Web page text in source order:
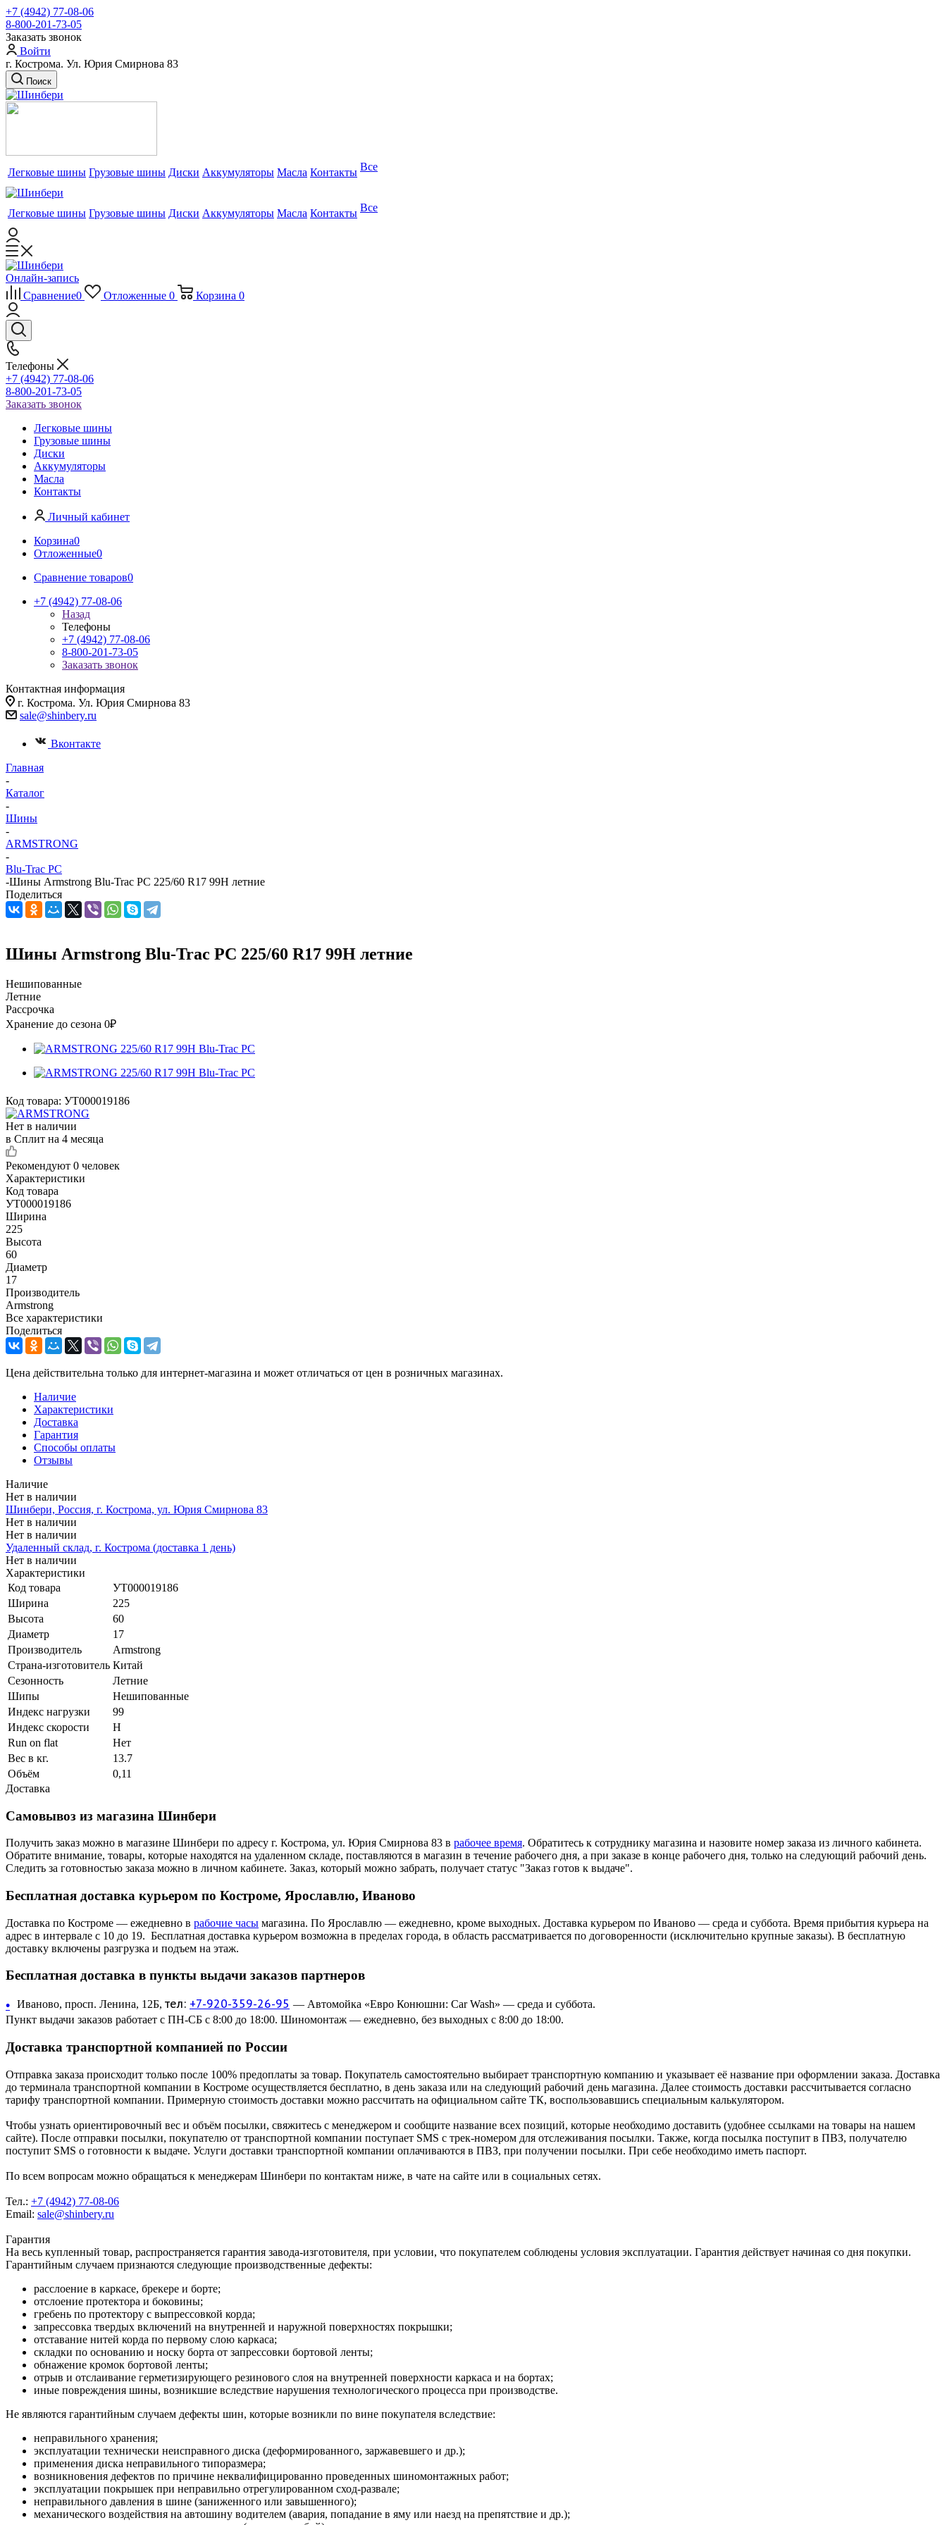
+7 (4942) 77-08-06
8-800-201-73-05
Заказать звонок
Войти
г. Кострома. Ул. Юрия Смирнова 83
Поиск
Легковые шины Грузовые шины Диски Аккумуляторы Масла Контакты Все
Легковые шины Грузовые шины Диски Аккумуляторы Масла Контакты Все
Онлайн-запись
Сравнение0 Отложенные 0 Корзина 0
Телефоны
+7 (4942) 77-08-06
8-800-201-73-05
Заказать звонок
Легковые шины
Грузовые шины
Диски
Аккумуляторы
Масла
Контакты
Личный кабинет
Корзина0
Отложенные0
Сравнение товаров0
+7 (4942) 77-08-06
Назад
Телефоны
+7 (4942) 77-08-06
8-800-201-73-05
Заказать звонок
Контактная информация
г. Кострома. Ул. Юрия Смирнова 83
sale@shinbery.ru
Вконтакте
Главная
-
Каталог
-
Шины
-
ARMSTRONG
-
Blu-Trac PC
-Шины Armstrong Blu-Trac PC 225/60 R17 99H летние
Поделиться
Шины Armstrong Blu-Trac PC 225/60 R17 99H летние
Нешипованные
Летние
Рассрочка
Хранение до сезона 0₽
Код товара: УТ000019186
Нет в наличии
в Сплит на 4 месяца
Рекомендуют 0 человек
Характеристики
Код товара
УТ000019186
Ширина
225
Высота
60
Диаметр
17
Производитель
Armstrong
Все характеристики
Поделиться
Цена действительна только для интернет-магазина и может отличаться от цен в розничных магазинах.
Наличие
Характеристики
Доставка
Гарантия
Способы оплаты
Отзывы
Наличие
Нет в наличии
Шинбери, Россия, г. Кострома, ул. Юрия Смирнова 83
Нет в наличии
Нет в наличии
Удаленный склад, г. Кострома (доставка 1 день)
Нет в наличии
Характеристики
Код товара
УТ000019186
Ширина
225
Высота
60
Диаметр
17
Производитель
Armstrong
Страна-изготовитель Китай
Сезонность
Летние
Шипы
Нешипованные
Индекс нагрузки
99
Индекс скорости
H
Run on flat
Нет
Вес в кг.
13.7
Объём
0,11
Доставка
Самовывоз из магазина Шинбери
Получить заказ можно в магазине Шинбери по адресу г. Кострома, ул. Юрия Смирнова 83 в рабочее время. Обратитесь к сотруднику магазина и назовите номер заказа из личного кабинета.
Обратите внимание, товары, которые находятся на удаленном складе, поставляются в магазин в течение рабочего дня, а при заказе в конце рабочего дня, только на следующий рабочий день.
Следить за готовностью заказа можно в личном кабинете. Заказ, который можно забрать, получает статус "Заказ готов к выдаче".
Бесплатная доставка курьером по Костроме, Ярославлю, Иваново
Доставка по Костроме — ежедневно в рабочие часы магазина. По Ярославлю — ежедневно, кроме выходных. Доставка курьером по Иваново — среда и суббота. Время прибытия курьера на
адрес в интервале с 10 до 19. Бесплатная доставка курьером возможна в пределах города, в область рассматривается по договоренности (исключительно крупные заказы). В бесплатную
доставку включены разгрузка и подъем на этаж.
Бесплатная доставка в пункты выдачи заказов партнеров
• Иваново, просп. Ленина, 12Б, тел: +7-920-359-26-95 — Автомойка «Евро Конюшни: Car Wash» — среда и суббота.
Пункт выдачи заказов работает с ПН-СБ с 8:00 до 18:00. Шиномонтаж — ежедневно, без выходных с 8:00 до 18:00.
Доставка транспортной компанией по России
Отправка заказа происходит только после 100% предоплаты за товар. Покупатель самостоятельно выбирает транспортную компанию и указывает её название при оформлении заказа. Доставка
до терминала транспортной компании в Костроме осуществляется бесплатно, в день заказа или на следующий рабочий день магазина. Далее стоимость доставки рассчитывается согласно
тарифу транспортной компании. Примерную стоимость доставки можно рассчитать на официальном сайте ТК, воспользовавшись специальным калькулятором.
Чтобы узнать ориентировочный вес и объём посылки, свяжитесь с менеджером и сообщите название всех позиций, которые необходимо доставить (удобнее ссылками на товары на нашем
сайте). После отправки посылки, покупателю от транспортной компании поступает SMS с трек-номером для отслеживания посылки. Также, когда посылка поступит в ПВЗ, получателю
поступит SMS о готовности к выдаче. Услуги доставки транспортной компании оплачиваются в ПВЗ, при получении посылки. При себе необходимо иметь паспорт.
По всем вопросам можно обращаться к менеджерам Шинбери по контактам ниже, в чате на сайте или в социальных сетях.
Тел.: +7 (4942) 77-08-06
Email: sale@shinbery.ru
Гарантия
На весь купленный товар, распространяется гарантия завода-изготовителя, при условии, что покупателем соблюдены условия эксплуатации. Гарантия действует начиная со дня покупки.
Гарантийным случаем признаются следующие производственные дефекты:
расслоение в каркасе, брекере и борте;
отслоение протектора и боковины;
гребень по протектору с выпрессовкой корда;
запрессовка твердых включений на внутренней и наружной поверхностях покрышки;
отставание нитей корда по первому слою каркаса;
складки по основанию и носку борта от запрессовки бортовой ленты;
обнажение кромок бортовой ленты;
отрыв и отслаивание герметизирующего резинового слоя на внутренней поверхности каркаса и на бортах;
иные повреждения шины, возникшие вследствие нарушения технологического процесса при производстве.
Не являются гарантийным случаем дефекты шин, которые возникли по вине покупателя вследствие:
неправильного хранения;
эксплуатации технически неисправного диска (деформированного, заржавевшего и др.);
применения диска неправильного типоразмера;
возникновения дефектов по причине неквалифицированно проведенных шиномонтажных работ;
эксплуатации покрышек при неправильно отрегулированном сход-развале;
неправильного давления в шине (заниженного или завышенного);
механического воздействия на автошину водителем (авария, попадание в яму или наезд на препятствие и др.);